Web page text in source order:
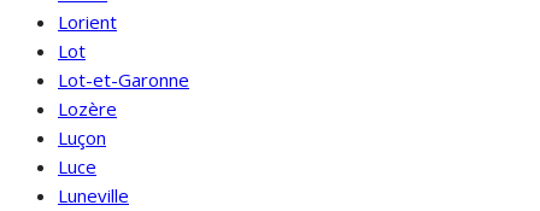
Lorient
Lot
Lot-et-Garonne
Lozère
Luçon
Luce
Luneville